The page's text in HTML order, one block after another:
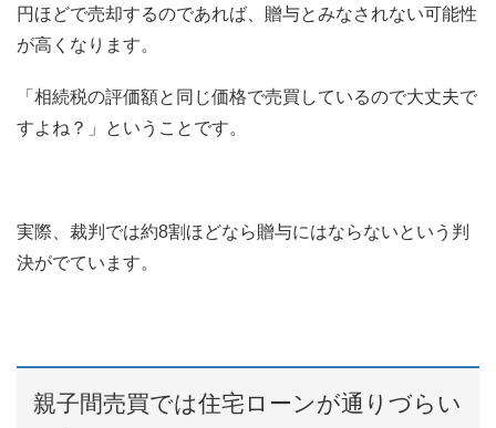
円ほどで売却するのであれば、贈与とみなされない可能性
が高くなります。
「相続税の評価額と同じ価格で売買しているので大丈夫で
すよね？」ということです。
実際、裁判では約8割ほどなら贈与にはならないという判
決がでています。
親子間売買では住宅ローンが通りづらい